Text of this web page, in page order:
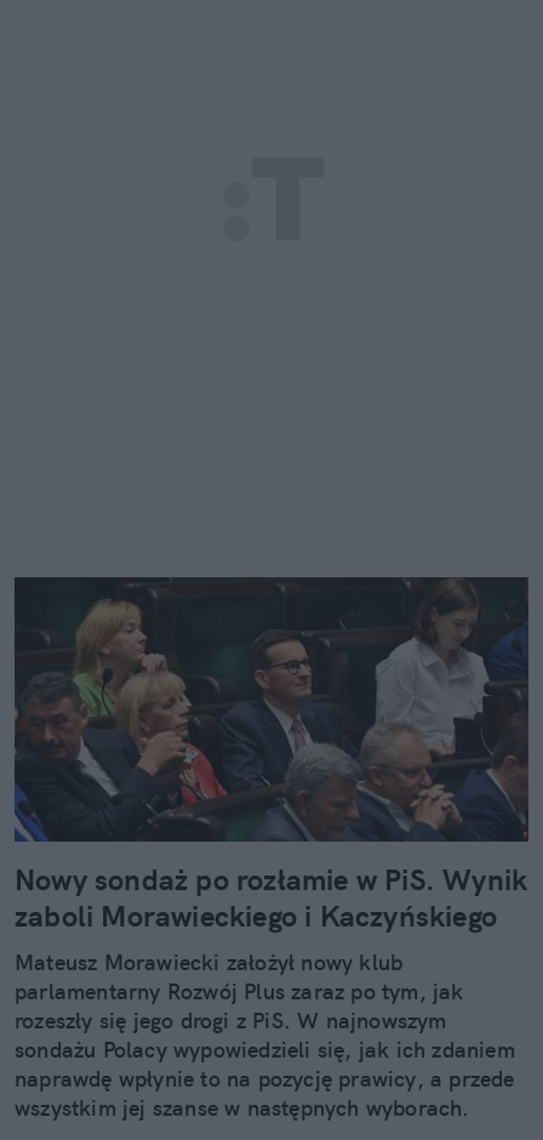
Nowy sondaż po rozłamie w PiS. Wynik
zaboli Morawieckiego i Kaczyńskiego
Mateusz Morawiecki założył nowy klub
parlamentarny Rozwój Plus zaraz po tym, jak
rozeszły się jego drogi z PiS. W najnowszym
sondażu Polacy wypowiedzieli się, jak ich zdaniem
naprawdę wpłynie to na pozycję prawicy, a przede
wszystkim jej szanse w następnych wyborach.